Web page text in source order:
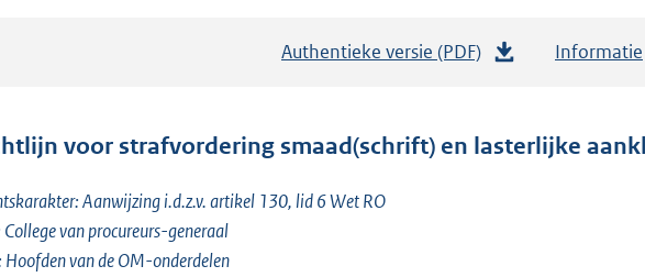
Authentieke versie (PDF)
t
Informatie
voor strafvordering smaad(schrift) en lasterlijke
Aanwijzing i.d.z.v. artikel 130, lid 6 Wet RO
College van procureurs-generaal
Hoofden van de OM-onderdelen